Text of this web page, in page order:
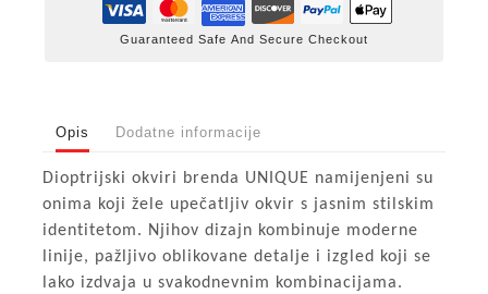
Guaranteed Safe And Secure Checkout
Opis Dodatne informacije
Dioptrijski okviri brenda UNIQUE namijenjeni su
onima koji žele upečatljiv okvir s jasnim stilskim
identitetom. Njihov dizajn kombinuje moderne
linije, pažljivo oblikovane detalje i izgled koji se
lako izdvaja u svakodnevnim kombinacijama.